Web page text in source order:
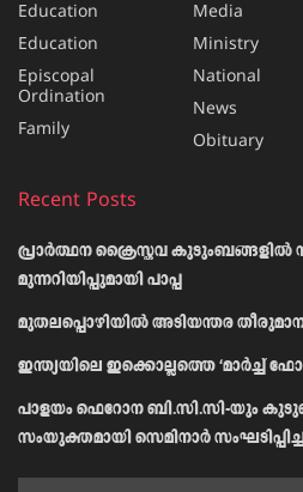
Education
Education
Episcopal
Ordination
Family
Media
Ministry
National
News
Obituary
Recent Posts
പ്രാര്‍ത്ഥന ക്രൈസ്തവ കുടുംബങ്ങളില്‍
മുന്നറിയിപ്പുമായി പാപ്പ
മുതലപ്പൊഴിയിൽ അടിയന്തര
ഇന്ത്യയിലെ ഇക്കൊല്ലത്തെ ‘മാർച്ച്
പാളയം ഫെറോന ബി.സി.സി-യും
സംയുക്തമായി സെമിനാർ